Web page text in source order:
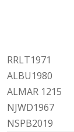
RRLT1971
ALBU1980
ALMAR 1215
NJWD1967
NSPB2019